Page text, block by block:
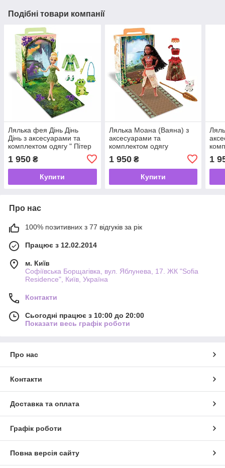
Подібні товари компанії
Лялька фея Дінь Дінь
Дінь з аксесуарами та
комплектом одягу " Пітер
Пен "Tinker Bell Peter Pan
Disney Story Doll
1 950 ₴
Купити
Лялька Моана (Ваяна) з
аксесуарами та
комплектом одягу
"Моана" Moana Story Doll
Disney 2023
1 950₴
Купити
Doll
1
Про нас
100% позитивних з 77 відгуків за рік
Працює з 12.02.2014
м. Київ
Софіївська Борщагівка, вул. Яблунева, 17. ЖК "Sofia
Residence", Київ, Україна
Контакти
Сьогодні працює з 10:00 до 20:00
Показати весь графік роботи
Про нас
Контакти
Доставка та оплата
Графік роботи
Повна версія сайту